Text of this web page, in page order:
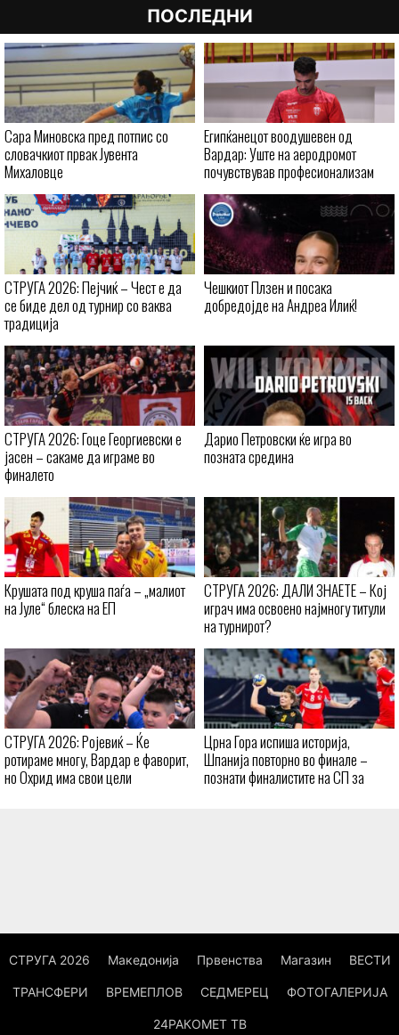
ПОСЛЕДНИ
Сара Миновска пред потпис со
словачкиот првак Јувента
Михаловце
Египќанецот воодушевен од
Вардар: Уште на аеродромот
почувствував професионализам
СТРУГА 2026: Пејчиќ – Чест е да
се биде дел од турнир со ваква
традиција
Чешкиот Плзен и посака
добредојде на Андреа Илиќ!
СТРУГА 2026: Гоце Георгиевски е
јасен – сакаме да играме во
финалето
Дарио Петровски ќе игра во
позната средина
Крушата под круша паѓа – „малиот
на Јуле“ блеска на ЕП
СТРУГА 2026: ДАЛИ ЗНАЕТЕ – Кој
играч има освоено најмногу титули
на турнирот?
СТРУГА 2026: Ројевиќ – Ќе
ротираме многу, Вардар е фаворит,
но Охрид има свои цели
Црна Гора испиша историја,
Шпанија повторно во финале –
познати финалистите на СП за
СТРУГА 2026 Македонија Првенства Магазин ВЕСТИ
ТРАНСФЕРИ ВРЕМЕПЛОВ СЕДМЕРЕЦ ФОТОГАЛЕРИЈА
24РАКОМЕТ ТВ